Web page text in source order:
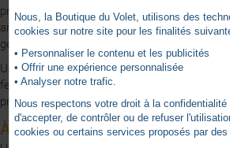
présence du filtre, de la mousse ou du
ancienne, il peut aussi être nécessaire de
génération du modèle afin de choisir un
Un bon kit entretien Velux doit vous
fenêtre sans difficulté, avec les éléments
préserver son confort d’utilisation, sa
À quelle fréquence utiliser un kit
Nous, la Boutique du Volet, utilisons des
cookies sur notre site pour les finalités
• Personnaliser le contenu et les publicités
• Offrir une expérience personnalisée
• Analyser notre trafic.
Nous respectons votre droit à la
d'accepter, de contrôler ou de refuser
cookies ou certains services proposés par des